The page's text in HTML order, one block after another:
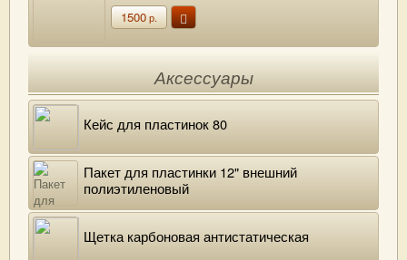
1500р.
Аксессуары
Кейс для пластинок 80
Пакет для пластинки 12" внешний
полиэтиленовый
Щетка карбоновая антистатическая